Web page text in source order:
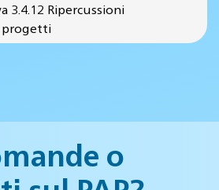
3.4.12 Ripercussioni
progetti
o